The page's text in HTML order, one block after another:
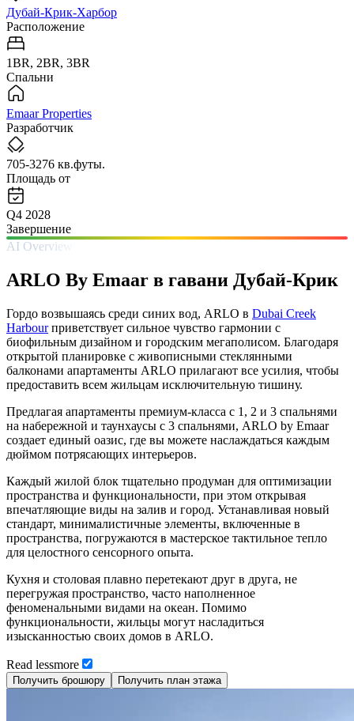
Дубай-Крик-Харбор
Расположение
1BR, 2BR, 3BR
Спальни
Emaar Properties
Разработчик
705-3276 кв.футы.
Площадь от
Q4 2028
Завершение
AI Overview
ARLO By Emaar в гавани Дубай-Крик
Гордо возвышаясь среди синих вод, ARLO в Dubai Creek
Harbourприветствует сильное чувство гармонии с
биофильным дизайном и городским мегаполисом. Благодаря
открытой планировке с живописными стеклянными
балконами апартаменты ARLO прилагают все усилия, чтобы
предоставить всем жильцам исключительную тишину.
Предлагая апартаменты премиум-класса с 1, 2 и 3 спальнями
на набережной и таунхаусы с 3 спальнями, ARLO by Emaar
создает единый оазис, где вы можете наслаждаться каждым
дюймом потрясающих интерьеров.
Каждый жилой блок тщательно продуман для оптимизации
пространства и функциональности, при этом открывая
впечатляющие виды на залив и город. Устанавливая новый
стандарт, минималистичные элементы, включенные в
пространства, погружаются в мастерское тактильное тепло
для целостного сенсорного опыта.
Кухня и столовая плавно перетекают друг в друга, не
перегружая пространство, часто наполненное
феноменальными видами на океан. Помимо
функциональности, жильцы могут насладиться
изысканностью своих домов в ARLO.
Read lessmore
Получить брошюру Получить план этажа